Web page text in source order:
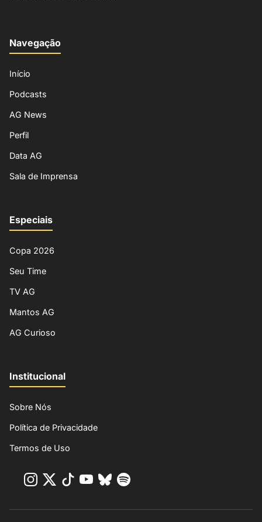
Navegação
Início
Podcasts
AG News
Perfil
Data AG
Sala de Imprensa
Especiais
Copa 2026
Seu Time
TV AG
Mantos AG
AG Curioso
Institucional
Sobre Nós
Política de Privacidade
Termos de Uso